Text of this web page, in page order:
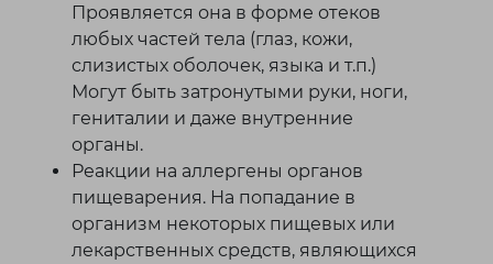
Проявляется она в форме отеков
любых частей тела (глаз, кожи,
слизистых оболочек, языка и т.п.)
Могут быть затронутыми руки, ноги,
гениталии и даже внутренние
органы.
Реакции на аллергены органов
пищеварения. На попадание в
организм некоторых пищевых или
лекарственных средств, являющихся